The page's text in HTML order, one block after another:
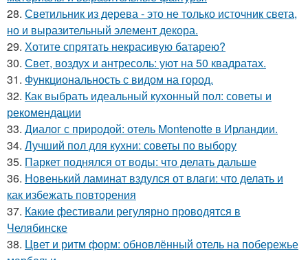
28. Светильник из дерева - это не только источник света,
но и выразительный элемент декора.
29. Хотите спрятать некрасивую батарею?
30. Свет, воздух и антресоль: уют на 50 квадратах.
31. Функциональность с видом на город.
32. Как выбрать идеальный кухонный пол: советы и
рекомендации
33. Диалог с природой: отель Montenotte в Ирландии.
34. Лучший пол для кухни: советы по выбору
35. Паркет поднялся от воды: что делать дальше
36. Новенький ламинат вздулся от влаги: что делать и
как избежать повторения
37. Какие фестивали регулярно проводятся в
Челябинске
38. Цвет и ритм форм: обновлённый отель на побережье